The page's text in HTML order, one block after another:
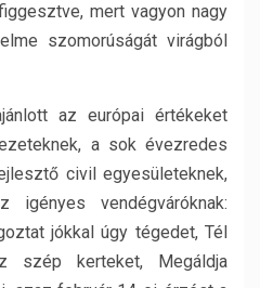
mert vagyon nagy
szomorúságát virágból
az európai értékeket
a sok évezredes
civil egyesületeknek,
igényes vendégváróknak:
jókkal úgy tégedet, Tél
szép kerteket, Megáldja